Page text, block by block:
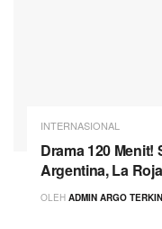
INTERNASIONAL
Drama 120
Argentina, La
OLEH ADMIN ARGO